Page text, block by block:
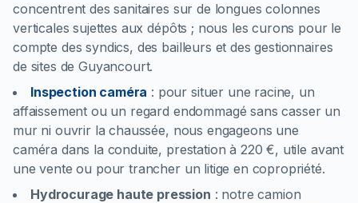
concentrent des sanitaires sur de longues colonnes
verticales sujettes aux dépôts ; nous les curons pour le
compte des syndics, des bailleurs et des gestionnaires
de sites de Guyancourt.
Inspection caméra : pour situer une racine, un
affaissement ou un regard endommagé sans casser un
mur ni ouvrir la chaussée, nous engageons une
caméra dans la conduite, prestation à 220 €, utile avant
une vente ou pour trancher un litige en copropriété.
Hydrocurage haute pression : notre camion